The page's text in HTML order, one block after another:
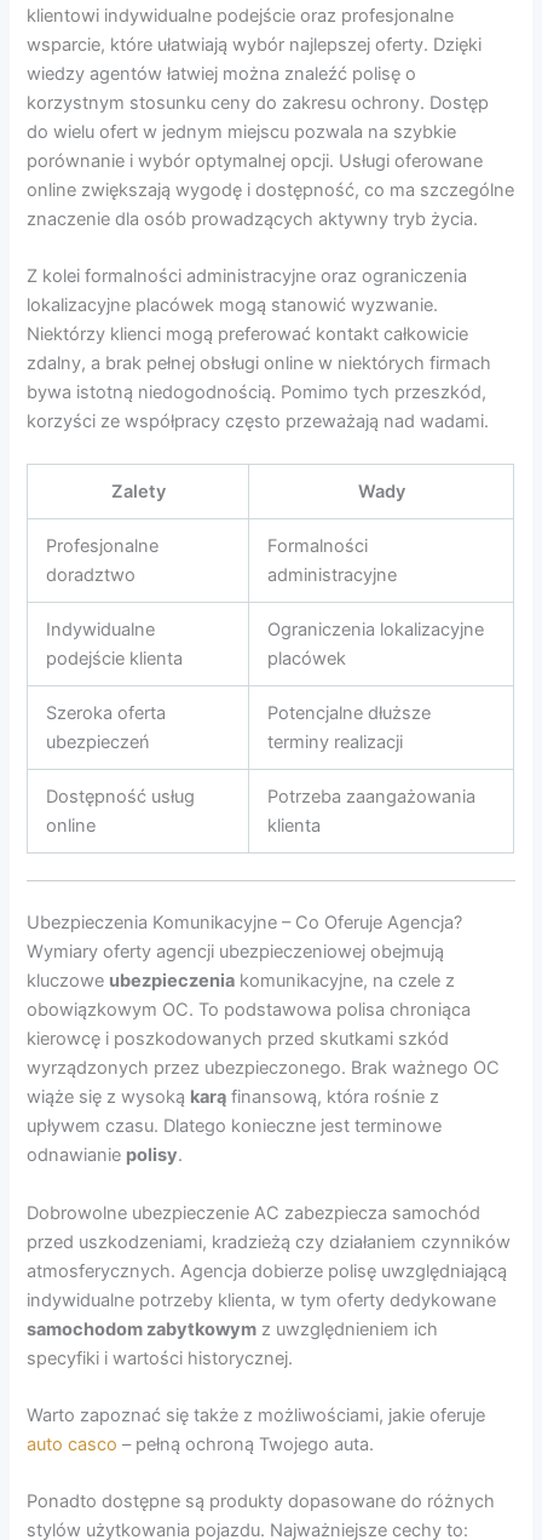
klientowi indywidualne podejście oraz profesjonalne
wsparcie, które ułatwiają wybór najlepszej oferty. Dzięki
wiedzy agentów łatwiej można znaleźć polisę o
korzystnym stosunku ceny do zakresu ochrony. Dostęp
do wielu ofert w jednym miejscu pozwala na szybkie
porównanie i wybór optymalnej opcji. Usługi oferowane
online zwiększają wygodę i dostępność, co ma szczególne
znaczenie dla osób prowadzących aktywny tryb życia.
Z kolei formalności administracyjne oraz ograniczenia
lokalizacyjne placówek mogą stanowić wyzwanie.
Niektórzy klienci mogą preferować kontakt całkowicie
zdalny, a brak pełnej obsługi online w niektórych firmach
bywa istotną niedogodnością. Pomimo tych przeszkód,
korzyści ze współpracy często przeważają nad wadami.
Zalety Wady
Profesjonalne
doradztwo
Formalności
administracyjne
Indywidualne
podejście klienta
Ograniczenia lokalizacyjne
placówek
Szeroka oferta
ubezpieczeń
Potencjalne dłuższe
terminy realizacji
Dostępność usług
online
Potrzeba zaangażowania
klienta
Ubezpieczenia Komunikacyjne – Co Oferuje Agencja?
Wymiary oferty agencji ubezpieczeniowej obejmują
kluczowe ubezpieczenia komunikacyjne, na czele z
obowiązkowym OC. To podstawowa polisa chroniąca
kierowcę i poszkodowanych przed skutkami szkód
wyrządzonych przez ubezpieczonego. Brak ważnego OC
wiąże się z wysoką karą finansową, która rośnie z
upływem czasu. Dlatego konieczne jest terminowe
odnawianie polisy.
Dobrowolne ubezpieczenie AC zabezpiecza samochód
przed uszkodzeniami, kradzieżą czy działaniem czynników
atmosferycznych. Agencja dobierze polisę uwzględniającą
indywidualne potrzeby klienta, w tym oferty dedykowane
samochodom zabytkowym z uwzględnieniem ich
specyfiki i wartości historycznej.
Warto zapoznać się także z możliwościami, jakie oferuje
auto casco – pełną ochroną Twojego auta.
Ponadto dostępne są produkty dopasowane do różnych
stylów użytkowania pojazdu. Najważniejsze cechy to: